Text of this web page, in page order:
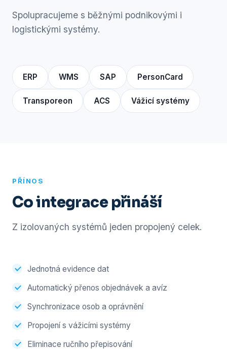
Spolupracujeme s běžnými podnikovými i
logistickými systémy.
ERP WMS SAP PersonCard
Transporeon ACS Vážicí systémy
PŘÍNOS
Co integrace přináší
Z izolovaných systémů jeden propojený celek.
Jednotná evidence dat
Automatický přenos objednávek a avíz
Synchronizace osob a oprávnění
Propojení s vážicími systémy
Eliminace ručního přepisování